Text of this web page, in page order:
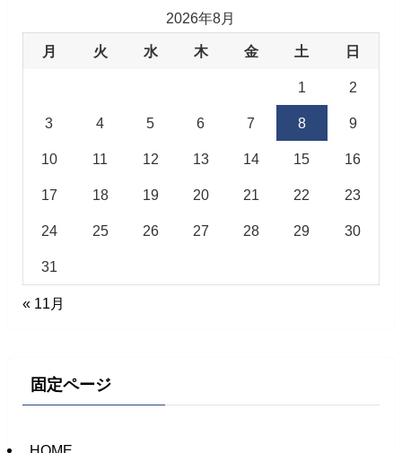
2026年8月
月 火 水 木 金 土 日
1 2
3 4 5 6 7 8 9
10 11 12 13 14 15 16
17 18 19 20 21 22 23
24 25 26 27 28 29 30
31
« 11月
固定ページ